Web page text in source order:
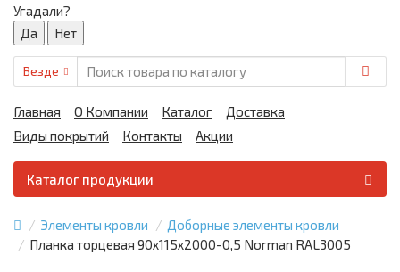
Угадали?
Везде
Главная О Компании Каталог
Доставка
Виды покрытий
Контакты Акции
Каталог продукции
Элементы кровли
Доборные элементы кровли
Планка торцевая 90х115х2000-0,5 Norman RAL3005